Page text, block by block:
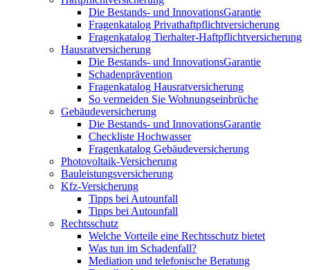
Die Bestands- und InnovationsGarantie
Fragenkatalog Privathaftpflichtversicherung
Fragenkatalog Tierhalter-Haftpflichtversicherung
Hausratversicherung
Die Bestands- und InnovationsGarantie
Schadenprävention
Fragenkatalog Hausratversicherung
So vermeiden Sie Wohnungseinbrüche
Gebäudeversicherung
Die Bestands- und InnovationsGarantie
Checkliste Hochwasser
Fragenkatalog Gebäudeversicherung
Photovoltaik-Versicherung
Bauleistungsversicherung
Kfz-Versicherung
Tipps bei Autounfall
Tipps bei Autounfall
Rechtsschutz
Welche Vorteile eine Rechtsschutz bietet
Was tun im Schadenfall?
Mediation und telefonische Beratung